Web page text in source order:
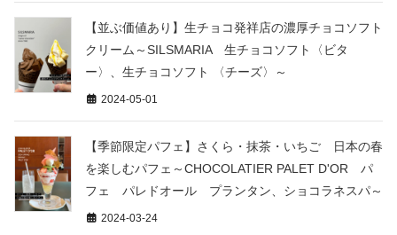
【並ぶ価値あり】生チョコ発祥店の濃厚チョコソフト
クリーム～SILSMARIA 生チョコソフト〈ビタ
ー〉、生チョコソフト 〈チーズ〉～
2024-05-01
【季節限定パフェ】さくら・抹茶・いちご 日本の春
を楽しむパフェ～CHOCOLATIER PALET D'OR パ
フェ パレドオール プランタン、ショコラネスパ～
2024-03-24